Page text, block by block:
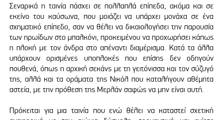
Σεναρικά η ταινία πάσχει σε πολλαπλά επίπεδα, ακόμα και σε
εκείνο του καύσωνα, που μοιάζει να υπάρχει μονάχα σε ένα
σχηματικό επίπεδο, σαν να θέλει να δικαιολογήσει την παρουσία
των ηρωίδων στο μπαλκόνι, προκειμένου να προχωρήσει κάπως
η πλοκή με τον άνδρα στο απέναντι διαμέρισμα. Κατά τα άλλα
υπάρχουν ορισμένες υποπλοκές που επίσης δεν οδηγούν
πουθενά, όπως η αρχική σεκάνς με τη γειτόνισσα και τον σύζυγό
της, αλλά και τα οράματα της Νικόλ που καταλήγουν αθέμητα
αστεία, με την πρόθεση της Μερλάν σαφώς να μην είναι αυτή.
Πρόκειται για μια ταινία που ενώ θέλει να καταστεί σχετική